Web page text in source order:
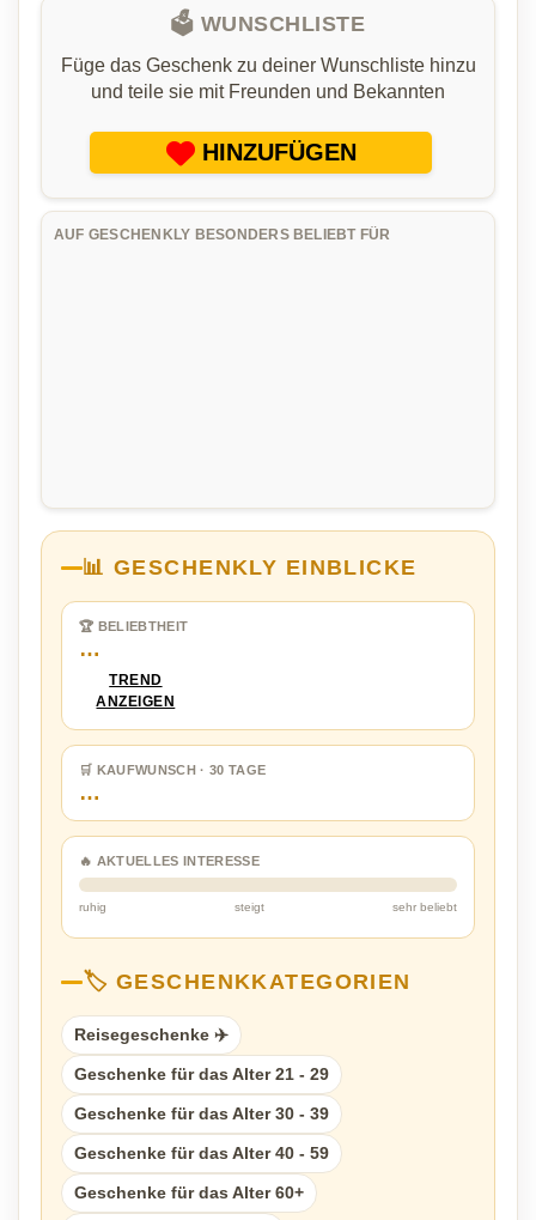
🗳️ WUNSCHLISTE
Füge das Geschenk zu deiner Wunschliste hinzu
und teile sie mit Freunden und Bekannten
HINZUFÜGEN
AUF GESCHENKLY BESONDERS BELIEBT FÜR
📊 GESCHENKLY EINBLICKE
🏆 BELIEBTHEIT
…
TREND
ANZEIGEN
🛒 KAUFWUNSCH · 30 TAGE
…
🔥 AKTUELLES INTERESSE
ruhig steigt sehr beliebt
🏷️ GESCHENKKATEGORIEN
Reisegeschenke ✈️
Geschenke für das Alter 21 - 29
Geschenke für das Alter 30 - 39
Geschenke für das Alter 40 - 59
Geschenke für das Alter 60+